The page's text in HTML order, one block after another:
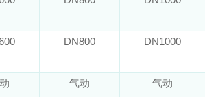
DN800 DN1000
气动 气动